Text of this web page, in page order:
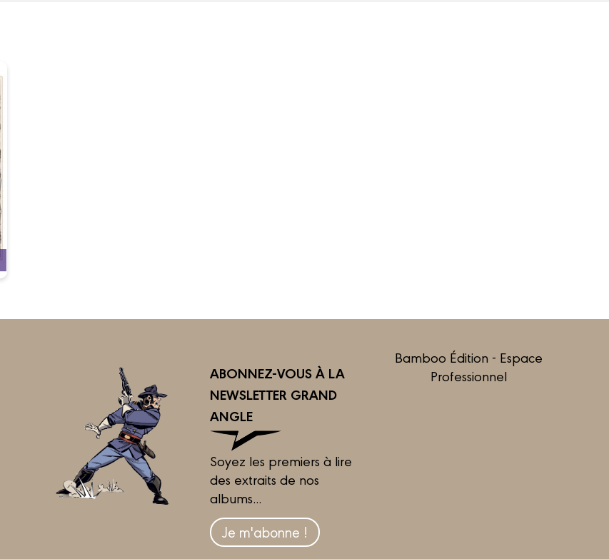
ABONNEZ-VOUS À LA
NEWSLETTER GRAND
ANGLE
Soyez les premiers à lire
des extraits de nos
albums...
Je m'abonne !
Bamboo Édition - Espace
Professionnel